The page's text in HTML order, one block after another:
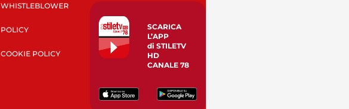
WHISTLEBLOWER
POLICY
COOKIE POLICY
SCARICA
L’APP
di STILETV
HD
CANALE 78